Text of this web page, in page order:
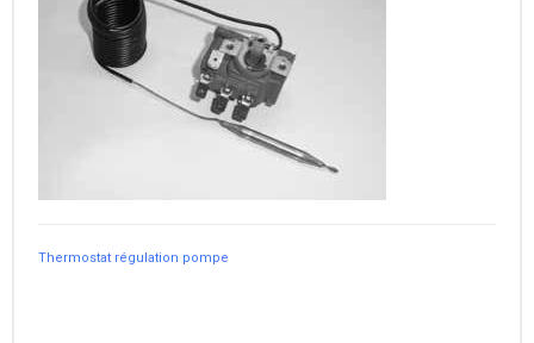
Thermostat régulation pompe